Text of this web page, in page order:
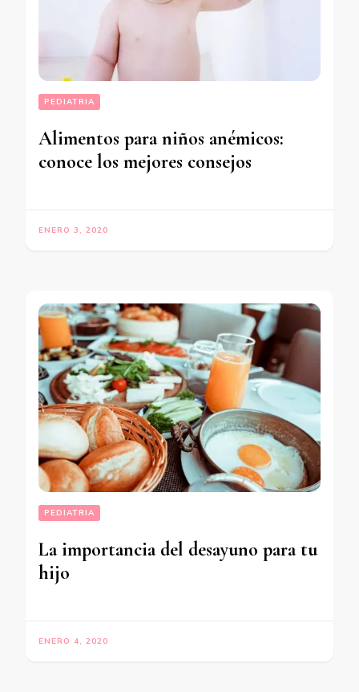
PEDIATRIA
Alimentos para niños anémicos:
conoce los mejores consejos
ENERO 3, 2020
PEDIATRIA
La importancia del desayuno para tu
hijo
ENERO 4, 2020